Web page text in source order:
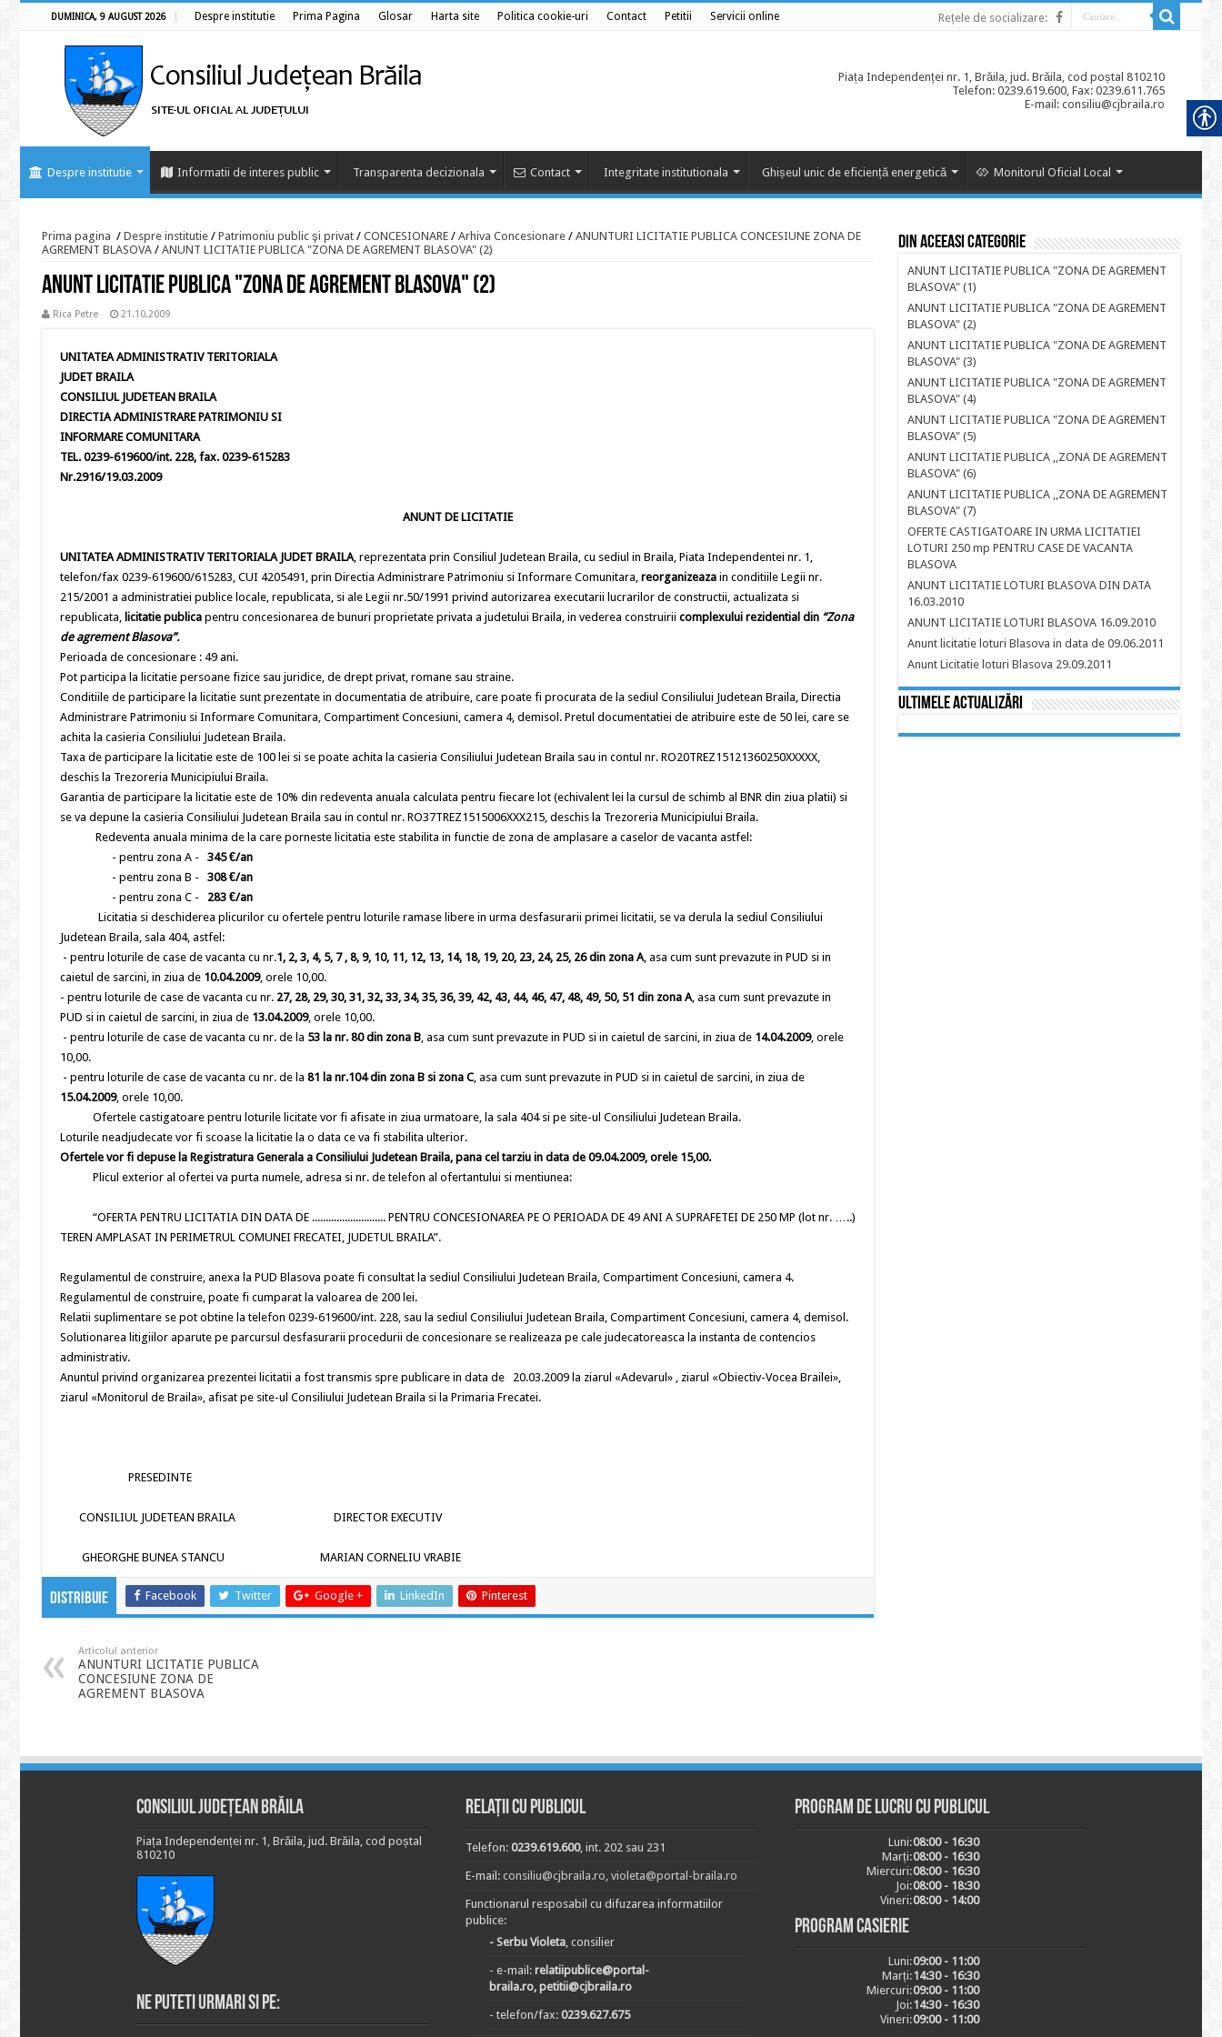
DUMINICA, 9 AUGUST 2026 Despre institutie Prima Pagina Glosar Harta site Politica cookie-uri Contact Petitii Servicii online Rețele de socializare:
Piața Independenței nr. 1, Brăila, jud. Brăila, cod poștal 810210
Telefon: 0239.619.600, Fax: 0239.611.765
E-mail: consiliu@cjbraila.ro
Despre institutie Informatii de interes public Transparenta decizionala Contact Integritate institutionala Ghișeul unic de eficiență energetică Monitorul Oficial Local
Prima pagina / Despre institutie / Patrimoniu public şi privat / CONCESIONARE / Arhiva Concesionare / ANUNTURI LICITATIE PUBLICA CONCESIUNE ZONA DE
AGREMENT BLASOVA / ANUNT LICITATIE PUBLICA "ZONA DE AGREMENT BLASOVA" (2)
ANUNT LICITATIE PUBLICA "ZONA DE AGREMENT BLASOVA" (2)
Rica Petre 21.10.2009
UNITATEA ADMINISTRATIV TERITORIALA
JUDET BRAILA
CONSILIUL JUDETEAN BRAILA
DIRECTIA ADMINISTRARE PATRIMONIU SI
INFORMARE COMUNITARA
TEL. 0239-619600/int. 228, fax. 0239-615283
Nr.2916/19.03.2009
ANUNT DE LICITATIE
UNITATEA ADMINISTRATIV TERITORIALA JUDET BRAILA, reprezentata prin Consiliul Judetean Braila, cu sediul in Braila, Piata Independentei nr. 1,
telefon/fax 0239-619600/615283, CUI 4205491, prin Directia Administrare Patrimoniu si Informare Comunitara, reorganizeaza in conditiile Legii nr.
215/2001 a administratiei publice locale, republicata, si ale Legii nr.50/1991 privind autorizarea executarii lucrarilor de constructii, actualizata si
republicata, licitatie publica pentru concesionarea de bunuri proprietate privata a judetului Braila, in vederea construirii complexului rezidential din “Zona
de agrement Blasova”.
Perioada de concesionare : 49 ani.
Pot participa la licitatie persoane fizice sau juridice, de drept privat, romane sau straine.
Conditiile de participare la licitatie sunt prezentate in documentatia de atribuire, care poate fi procurata de la sediul Consiliului Judetean Braila, Directia
Administrare Patrimoniu si Informare Comunitara, Compartiment Concesiuni, camera 4, demisol. Pretul documentatiei de atribuire este de 50 lei, care se
achita la casieria Consiliului Judetean Braila.
Taxa de participare la licitatie este de 100 lei si se poate achita la casieria Consiliului Judetean Braila sau in contul nr. RO20TREZ15121360250XXXXX,
deschis la Trezoreria Municipiului Braila.
Garantia de participare la licitatie este de 10% din redeventa anuala calculata pentru fiecare lot (echivalent lei la cursul de schimb al BNR din ziua platii) si
se va depune la casieria Consiliului Judetean Braila sau in contul nr. RO37TREZ1515006XXX215, deschis la Trezoreria Municipiului Braila.
Redeventa anuala minima de la care porneste licitatia este stabilita in functie de zona de amplasare a caselor de vacanta astfel:
- pentru zona A - 345 €/an
- pentru zona B - 308 €/an
- pentru zona C - 283 €/an
Licitatia si deschiderea plicurilor cu ofertele pentru loturile ramase libere in urma desfasurarii primei licitatii, se va derula la sediul Consiliului
Judetean Braila, sala 404, astfel:
- pentru loturile de case de vacanta cu nr.1, 2, 3, 4, 5, 7 , 8, 9, 10, 11, 12, 13, 14, 18, 19, 20, 23, 24, 25, 26 din zona A, asa cum sunt prevazute in PUD si in
caietul de sarcini, in ziua de 10.04.2009, orele 10,00.
- pentru loturile de case de vacanta cu nr. 27, 28, 29, 30, 31, 32, 33, 34, 35, 36, 39, 42, 43, 44, 46, 47, 48, 49, 50, 51 din zona A, asa cum sunt prevazute in
PUD si in caietul de sarcini, in ziua de 13.04.2009, orele 10,00.
- pentru loturile de case de vacanta cu nr. de la 53 la nr. 80 din zona B, asa cum sunt prevazute in PUD si in caietul de sarcini, in ziua de 14.04.2009, orele
10,00.
- pentru loturile de case de vacanta cu nr. de la 81 la nr.104 din zona B si zona C, asa cum sunt prevazute in PUD si in caietul de sarcini, in ziua de
15.04.2009, orele 10,00.
Ofertele castigatoare pentru loturile licitate vor fi afisate in ziua urmatoare, la sala 404 si pe site-ul Consiliului Judetean Braila.
Loturile neadjudecate vor fi scoase la licitatie la o data ce va fi stabilita ulterior.
Ofertele vor fi depuse la Registratura Generala a Consiliului Judetean Braila, pana cel tarziu in data de 09.04.2009, orele 15,00.
Plicul exterior al ofertei va purta numele, adresa si nr. de telefon al ofertantului si mentiunea:
“OFERTA PENTRU LICITATIA DIN DATA DE ........................... PENTRU CONCESIONAREA PE O PERIOADA DE 49 ANI A SUPRAFETEI DE 250 MP (lot nr. …..)
TEREN AMPLASAT IN PERIMETRUL COMUNEI FRECATEI, JUDETUL BRAILA”.
Regulamentul de construire, anexa la PUD Blasova poate fi consultat la sediul Consiliului Judetean Braila, Compartiment Concesiuni, camera 4.
Regulamentul de construire, poate fi cumparat la valoarea de 200 lei.
Relatii suplimentare se pot obtine la telefon 0239-619600/int. 228, sau la sediul Consiliului Judetean Braila, Compartiment Concesiuni, camera 4, demisol.
Solutionarea litigiilor aparute pe parcursul desfasurarii procedurii de concesionare se realizeaza pe cale judecatoreasca la instanta de contencios
administrativ.
Anuntul privind organizarea prezentei licitatii a fost transmis spre publicare in data de 20.03.2009 la ziarul «Adevarul» , ziarul «Obiectiv-Vocea Brailei»,
ziarul «Monitorul de Braila», afisat pe site-ul Consiliului Judetean Braila si la Primaria Frecatei.
PRESEDINTE
CONSILIUL JUDETEAN BRAILA DIRECTOR EXECUTIV
GHEORGHE BUNEA STANCU MARIAN CORNELIU VRABIE
Distribuie Facebook Twitter Google + LinkedIn Pinterest
Articolul anterior
ANUNTURI LICITATIE PUBLICA
CONCESIUNE ZONA DE
AGREMENT BLASOVA
Din aceeasi categorie
ANUNT LICITATIE PUBLICA "ZONA DE AGREMENT
BLASOVA" (1)
ANUNT LICITATIE PUBLICA "ZONA DE AGREMENT
BLASOVA" (2)
ANUNT LICITATIE PUBLICA "ZONA DE AGREMENT
BLASOVA" (3)
ANUNT LICITATIE PUBLICA "ZONA DE AGREMENT
BLASOVA" (4)
ANUNT LICITATIE PUBLICA "ZONA DE AGREMENT
BLASOVA" (5)
ANUNT LICITATIE PUBLICA ,,ZONA DE AGREMENT
BLASOVA" (6)
ANUNT LICITATIE PUBLICA ,,ZONA DE AGREMENT
BLASOVA" (7)
OFERTE CASTIGATOARE IN URMA LICITATIEI
LOTURI 250 mp PENTRU CASE DE VACANTA
BLASOVA
ANUNT LICITATIE LOTURI BLASOVA DIN DATA
16.03.2010
ANUNT LICITATIE LOTURI BLASOVA 16.09.2010
Anunt licitatie loturi Blasova in data de 09.06.2011
Anunt Licitatie loturi Blasova 29.09.2011
Ultimele actualizări
Consiliul Județean Brăila
Piața Independenței nr. 1, Brăila, jud. Brăila, cod poștal
810210
Ne puteti urmari si pe:
Relații cu publicul
Telefon: 0239.619.600, int. 202 sau 231
E-mail: consiliu@cjbraila.ro, violeta@portal-braila.ro
Functionarul resposabil cu difuzarea informatiilor
publice:
- Serbu Violeta, consilier
- e-mail: relatiipublice@portal-
braila.ro, petitii@cjbraila.ro
- telefon/fax: 0239.627.675
Program de lucru cu publicul
Luni:08:00 - 16:30
Marți:08:00 - 16:30
Miercuri:08:00 - 16:30
Joi:08:00 - 18:30
Vineri:08:00 - 14:00
Program casierie
Luni:09:00 - 11:00
Marți:14:30 - 16:30
Miercuri:09:00 - 11:00
Joi:14:30 - 16:30
Vineri:09:00 - 11:00